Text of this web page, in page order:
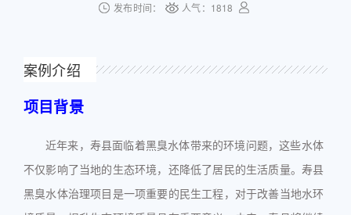
发布时间： 人气： 1818
案例介绍
项目背景
近年来，寿县面临着黑臭水体带来的环境问题，这些水体
不仅影响了当地的生态环境，还降低了居民的生活质量。寿县
黑臭水体治理项目是一项重要的民生工程，对于改善当地水环